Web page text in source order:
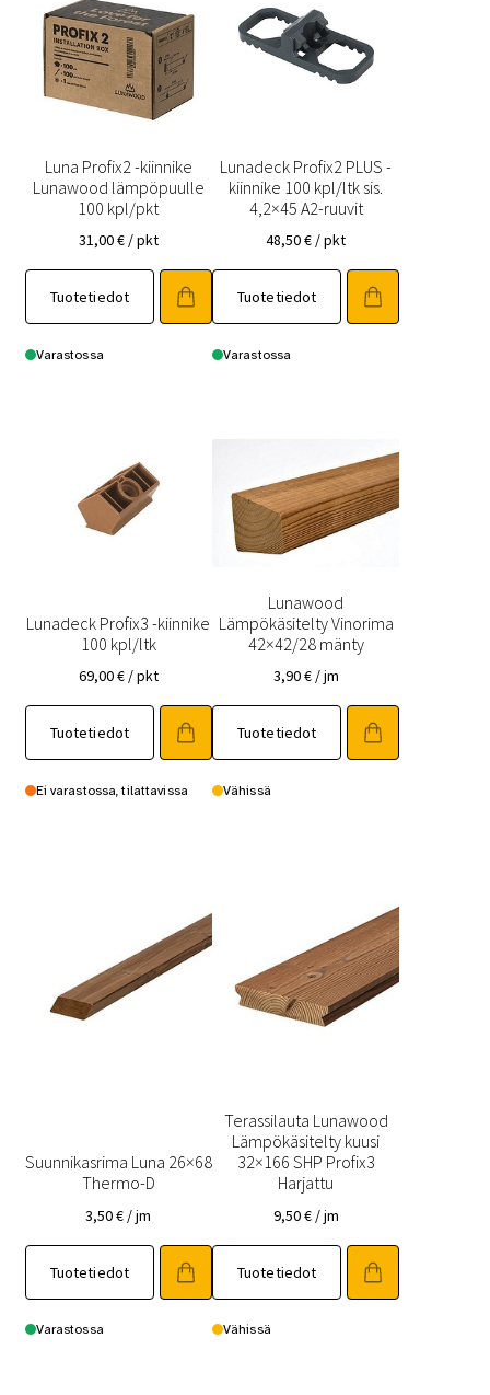
Luna Profix2 -kiinnike
Lunawood lämpöpuulle
100 kpl/pkt
31,00€ / pkt
Tuotetiedot
Varastossa
Lunadeck Profix2 PLUS -
kiinnike 100 kpl/ltk sis.
4,2×45 A2-ruuvit
48,50€ / pkt
Tuotetiedot
Varastossa
Lunadeck Profix3 -kiinnike
100 kpl/ltk
69,00€ / pkt
Tuotetiedot
Ei varastossa, tilattavissa
Lunawood
Lämpökäsitelty Vinorima
42×42/28 mänty
3,90€ / jm
Tuotetiedot
Vähissä
Suunnikasrima Luna 26×68
Thermo-D
3,50€ / jm
Tuotetiedot
Varastossa
Terassilauta Lunawood
Lämpökäsitelty kuusi
32×166 SHP Profix3
Harjattu
9,50€ / jm
Tuotetiedot
Vähissä